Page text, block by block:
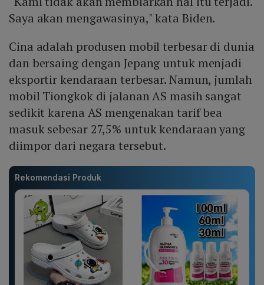
Saya akan mengawasinya," kata Biden.
Cina adalah produsen mobil terbesar di dunia
dan bersaing dengan Jepang untuk menjadi
eksportir kendaraan terbesar. Namun, jumlah
mobil Tiongkok di jalanan AS masih sangat
sedikit karena AS mengenakan tarif bea
masuk sebesar 27,5% untuk kendaraan yang
diimpor dari negara tersebut.
Rekomendasi Produk